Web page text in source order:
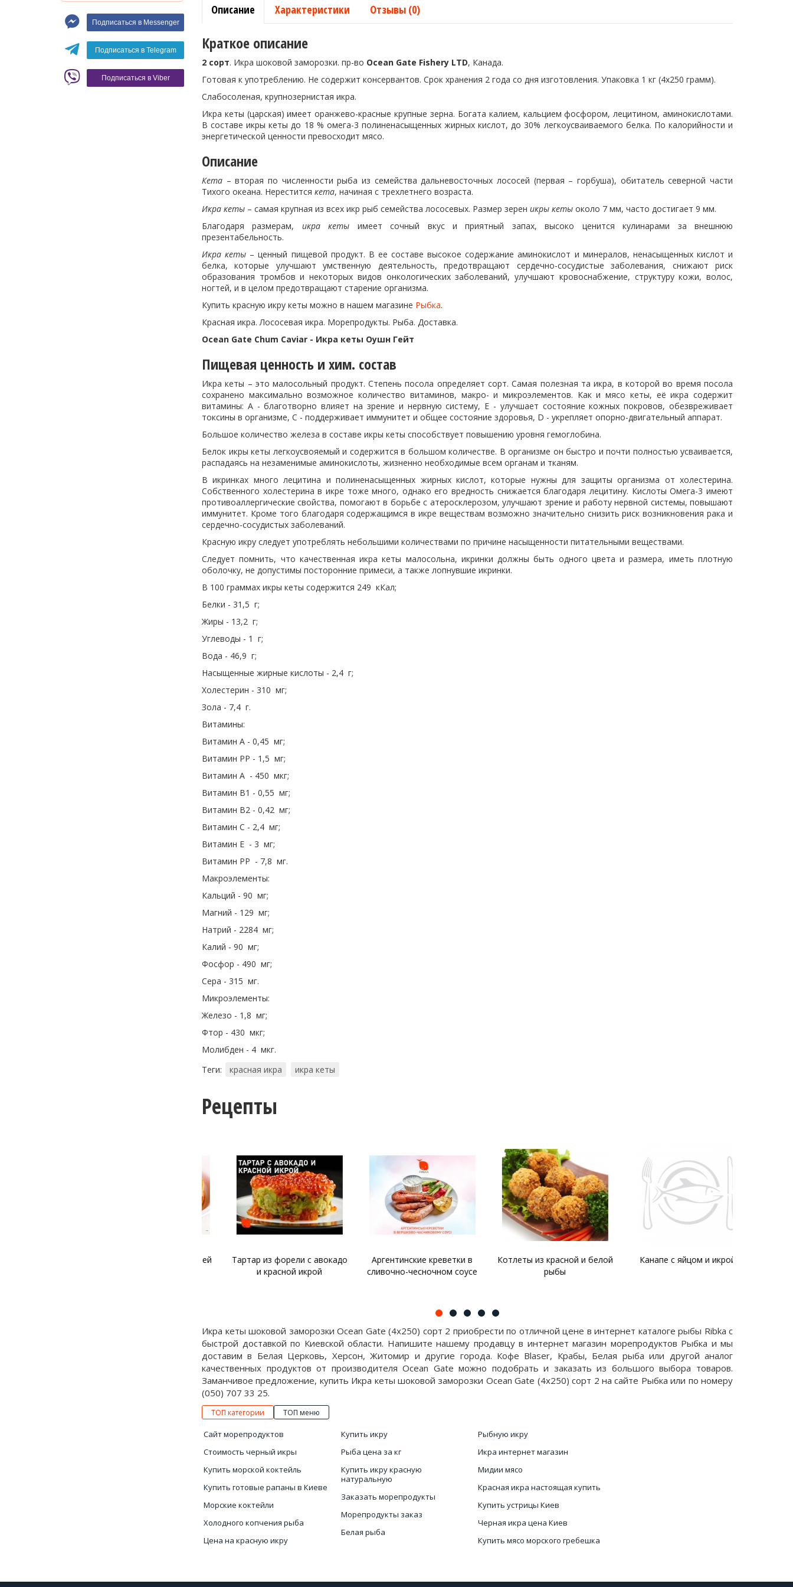
Вино
Белое вино
Красное вино
Кофе
Blaser
Подписаться в Messenger
Подписаться в Telegram
Подписаться в Viber
Описание Характеристики Отзывы (0)
Краткое описание
2 сорт. Икра шоковой заморозки. пр-во Ocean Gate Fishery LTD, Канада.
Готовая к употреблению. Не содержит консервантов. Срок хранения 2 года со дня изготовления. Упаковка 1 кг (4x250 грамм).
Слабосоленая, крупнозернистая икра.
Икра кеты (царская) имеет оранжево-красные крупные зерна. Богата калием, кальцием фосфором, лецитином, аминокислотами.
В составе икры кеты до 18 % омега-3 полиненасыщенных жирных кислот, до 30% легкоусваиваемого белка. По калорийности и
энергетической ценности превосходит мясо.
Описание
Кета – вторая по численности рыба из семейства дальневосточных лососей (первая – горбуша), обитатель северной части
Тихого океана. Нерестится кета, начиная с трехлетнего возраста.
Икра кеты – самая крупная из всех икр рыб семейства лососевых. Размер зерен икры кеты около 7 мм, часто достигает 9 мм.
Благодаря размерам, икра кеты имеет сочный вкус и приятный запах, высоко ценится кулинарами за внешнюю
презентабельность.
Икра кеты – ценный пищевой продукт. В ее составе высокое содержание аминокислот и минералов, ненасыщенных кислот и
белка, которые улучшают умственную деятельность, предотвращают сердечно-сосудистые заболевания, снижают риск
образования тромбов и некоторых видов онкологических заболеваний, улучшают кровоснабжение, структуру кожи, волос,
ногтей, и в целом предотвращают старение организма.
Купить красную икру кеты можно в нашем магазине Рыбка.
Красная икра. Лососевая икра. Морепродукты. Рыба. Доставка.
Ocean Gate Chum Caviar - Икра кеты Оушн Гейт
Пищевая ценность и хим. состав
Икра кеты – это малосольный продукт. Степень посола определяет сорт. Самая полезная та икра, в которой во время посола
сохранено максимально возможное количество витаминов, макро- и микроэлементов. Как и мясо кеты, её икра содержит
витамины: А - благотворно влияет на зрение и нервную систему, Е - улучшает состояние кожных покровов, обезвреживает
токсины в организме, С - поддерживает иммунитет и общее состояние здоровья, D - укрепляет опорно-двигательный аппарат.
Большое количество железа в составе икры кеты способствует повышению уровня гемоглобина.
Белок икры кеты легкоусвояемый и содержится в большом количестве. В организме он быстро и почти полностью усваивается,
распадаясь на незаменимые аминокислоты, жизненно необходимые всем органам и тканям.
В икринках много лецитина и полиненасыщенных жирных кислот, которые нужны для защиты организма от холестерина.
Собственного холестерина в икре тоже много, однако его вредность снижается благодаря лецитину. Кислоты Омега-3 имеют
противоаллергические свойства, помогают в борьбе с атеросклерозом, улучшают зрение и работу нервной системы, повышают
иммунитет. Кроме того благодаря содержащимся в икре веществам возможно значительно снизить риск возникновения рака и
сердечно-сосудистых заболеваний.
Красную икру следует употреблять небольшими количествами по причине насыщенности питательными веществами.
Следует помнить, что качественная икра кеты малосольна, икринки должны быть одного цвета и размера, иметь плотную
оболочку, не допустимы посторонние примеси, а также лопнувшие икринки.
В 100 граммах икры кеты содержится 249 кКал;
Белки - 31,5 г;
Жиры - 13,2 г;
Углеводы - 1 г;
Вода - 46,9 г;
Насыщенные жирные кислоты - 2,4 г;
Холестерин - 310 мг;
Зола - 7,4 г.
Витамины:
Витамин A - 0,45 мг;
Витамин PP - 1,5 мг;
Витамин A - 450 мкг;
Витамин B1 - 0,55 мг;
Витамин B2 - 0,42 мг;
Витамин C - 2,4 мг;
Витамин E - 3 мг;
Витамин PP - 7,8 мг.
Макроэлементы:
Кальций - 90 мг;
Магний - 129 мг;
Натрий - 2284 мг;
Калий - 90 мг;
Фосфор - 490 мг;
Сера - 315 мг.
Микроэлементы:
Железо - 1,8 мг;
Фтор - 430 мкг;
Молибден - 4 мкг.
Теги:
красная икра икра кеты
Рецепты
Тартар из форели с авокадо
и красной икрой
Аргентинские креветки в
сливочно-чесночном соусе
Котлеты из красной и белой
рыбы
Канапе с яйцом и икрой
Икра кеты шоковой заморозки Ocean Gate (4x250) сорт 2 приобрести по отличной цене в интернет каталоге рыбы Ribka с
быстрой доставкой по Киевской области. Напишите нашему продавцу в интернет магазин морепродуктов Рыбка и мы
доставим в Белая Церковь, Херсон, Житомир и другие города. Кофе Blaser, Крабы, Белая рыба или другой аналог
качественных продуктов от производителя Ocean Gate можно подобрать и заказать из большого выбора товаров.
Заманчивое предложение, купить Икра кеты шоковой заморозки Ocean Gate (4x250) сорт 2 на сайте Рыбка или по номеру
(050) 707 33 25.
ТОП категории ТОП меню
Сайт морепродуктов
Стоимость черный икры
Купить морской коктейль
Купить готовые рапаны в Киеве
Морские коктейли
Холодного копчения рыба
Цена на красную икру
Купить икру
Рыба цена за кг
Купить икру красную
натуральную
Заказать морепродукты
Морепродукты заказ
Белая рыба
Рыбную икру
Икра интернет магазин
Мидии мясо
Красная икра настоящая купить
Купить устрицы Киев
Черная икра цена Киев
Купить мясо морского гребешка